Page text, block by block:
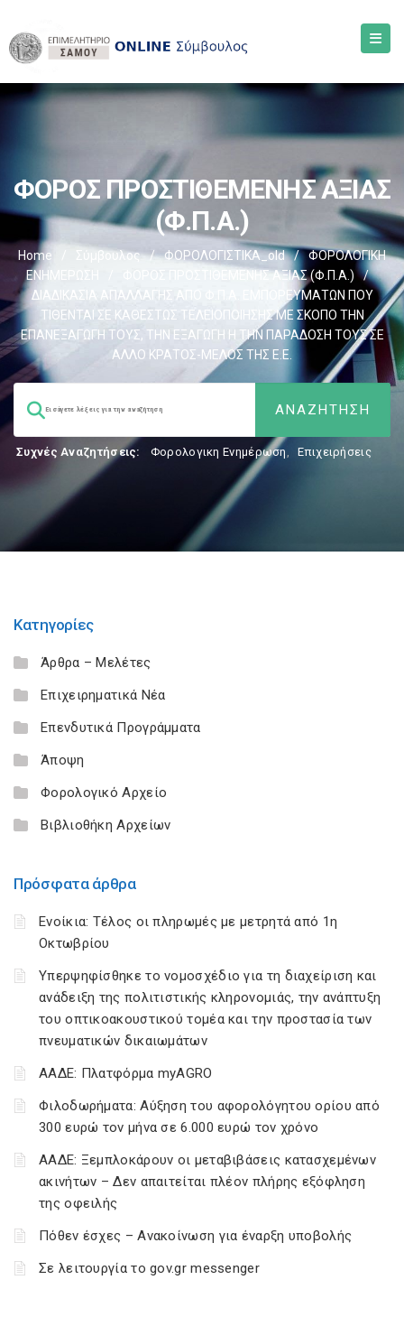
ΦΟΡΟΣ ΠΡΟΣΤΙΘΕΜΕΝΗΣ ΑΞΙΑΣ
(Φ.Π.Α.)
Home Σύμβουλος / ΦΟΡΟΛΟΓΙΣΤΙΚΑ_old /
ΦΟΡΟΛΟΓΙΚΗ
ΕΝΗΜΕΡΩΣΗ
ΦΟΡΟΣ ΠΡΟΣΤΙΘΕΜΕΝΗΣ ΑΞΙΑΣ (Φ.Π.Α.)
/
ΔΙΑΔΙΚΑΣΙΑ ΑΠΑΛΛΑΓΗΣ ΑΠΟ Φ.Π.Α. ΕΜΠΟΡΕΥΜΑΤΩΝ ΠΟΥ
ΤΙΘΕΝΤΑΙ ΣΕ ΚΑΘΕΣΤΩΣ ΤΕΛΕΙΟΠΟΙΗΣΗΣ ΜΕ ΣΚΟΠΟ ΤΗΝ
ΕΠΑΝΕΞΑΓΩΓΗ ΤΟΥΣ, ΤΗΝ ΕΞΑΓΩΓΗ Η ΤΗΝ ΠΑΡΑΔΟΣΗ ΤΟΥΣ ΣΕ
ΑΛΛΟ ΚΡΑΤΟΣ-ΜΕΛΟΣ ΤΗΣ Ε.Ε.
Συχνές Αναζητήσεις: Φορολογικη Ενημέρωση, Επιχειρήσεις
Κατηγορίες
Άρθρα – Μελέτες
Επιχειρηματικά Νέα
Επενδυτικά Προγράμματα
Άποψη
Φορολογικό Αρχείο
Βιβλιοθήκη Αρχείων
Πρόσφατα άρθρα
Ενοίκια: Τέλος οι πληρωμές με μετρητά από 1η
Οκτωβρίου
Υπερψηφίσθηκε το νομοσχέδιο για τη διαχείριση και
ανάδειξη της πολιτιστικής κληρονομιάς, την ανάπτυξη
του οπτικοακουστικού τομέα και την προστασία των
πνευματικών δικαιωμάτων
ΑΑΔΕ: Πλατφόρμα myAGRO
Φιλοδωρήματα: Αύξηση του αφορολόγητου ορίου από
300 ευρώ τον μήνα σε 6.000 ευρώ τον χρόνο
ΑΑΔΕ: Ξεμπλοκάρουν οι μεταβιβάσεις κατασχεμένων
ακινήτων – Δεν απαιτείται πλέον πλήρης εξόφληση
της οφειλής
Πόθεν έσχες – Ανακοίνωση για έναρξη υποβολής
Σε λειτουργία το gov.gr messenger